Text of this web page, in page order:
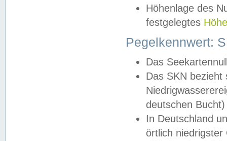
Höhenlage des
festgelegtes
Pegelkennwert:
Das
Das SKN
deutschen
In Deutschland
örtlich